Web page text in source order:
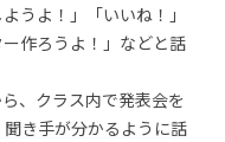
うよ！」「いいね！」
ー作ろうよ！」などと話
、クラス内で発表会を
き手が分かるように話